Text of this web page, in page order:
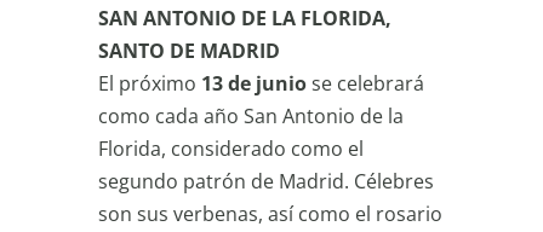
SAN ANTONIO DE LA FLORIDA,
SANTO DE MADRID
El próximo 13 de juniose celebrará
como cada año San Antonio de la
Florida, considerado como el
segundo patrón de Madrid. Célebres
son sus verbenas, así como el rosario